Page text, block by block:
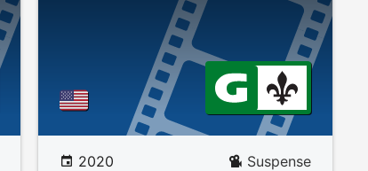
2020 Suspense